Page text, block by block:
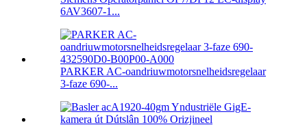
6AV3607-1...
PARKER AC-oandriuwmotorsnelheidsregelaar
3-faze 690-...